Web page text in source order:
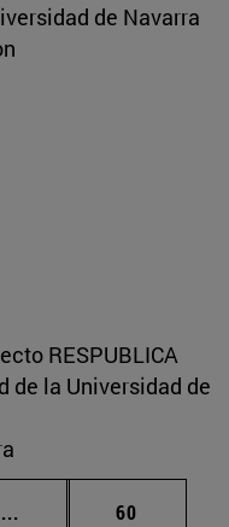
de Navarra
RESPUBLICA
de la Universidad de
... Páginas intermedias
Página
60